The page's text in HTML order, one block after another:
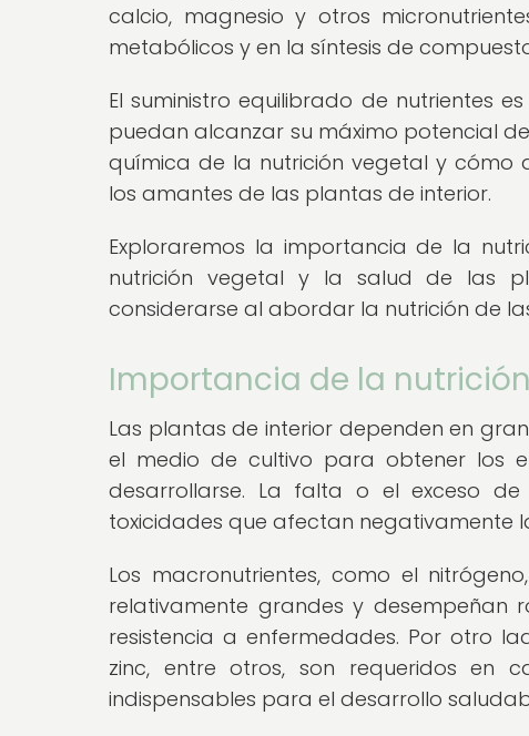
calcio, magnesio y otros
metabólicos y en la síntesis de
El suministro equilibrado de nutrientes
puedan alcanzar su máximo potencial
química de la nutrición vegetal y
los amantes de las plantas de interior.
Exploraremos la importancia de la
nutrición vegetal y la salud de las
considerarse al abordar la nutrición de
Importancia de la
Las plantas de interior dependen en
el medio de cultivo para obtener los
desarrollarse. La falta o el exceso
toxicidades que afectan negativamente
Los macronutrientes, como el
relativamente grandes y desempeñan
resistencia a enfermedades. Por otro
zinc, entre otros, son requeridos en
indispensables para el desarrollo